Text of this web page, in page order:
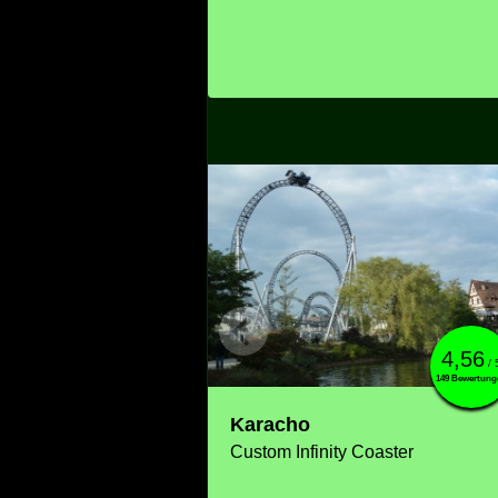
4,56 /
149
Karacho
Custom Infinity Coaster